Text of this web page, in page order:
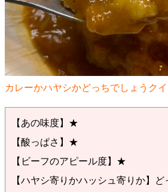
カレーかハヤシかどっちでしょうクイ
【あの味度】★
【酸っぱさ】★
【ビーフのアピール度】★
【ハヤシ寄りかハッシュ寄りか】